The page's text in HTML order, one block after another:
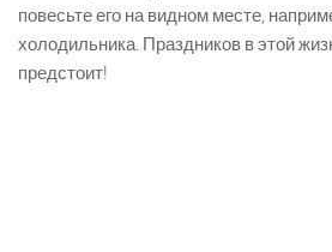
повесьте его на видном месте,
холодильника. Праздников в этой
предстоит!